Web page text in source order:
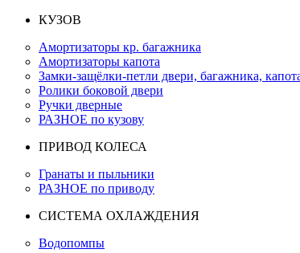
КУЗОВ
Амортизаторы кр. багажника
Амортизаторы капота
Замки-защёлки-петли двери, багажника,
Ролики боковой двери
Ручки дверные
РАЗНОЕ по кузову
ПРИВОД КОЛЕСА
Гранаты и пыльники
РАЗНОЕ по приводу
СИСТЕМА ОХЛАЖДЕНИЯ
Водопомпы